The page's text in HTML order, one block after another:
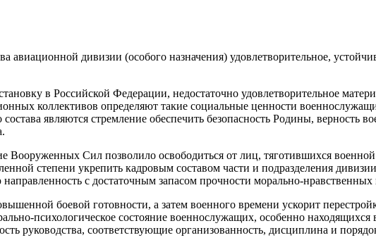
авиационной дивизии (особого назначения) удовлетворительное,
в Российской Федерации, недостаточно удовлетворительное
коллективов определяют такие социальные ценности
являются стремление обеспечить безопасность Родины, верность
Вооруженных Сил позволило освободиться от лиц, тяготившихся
степени укрепить кадровым составом части и подразделения
с достаточным запасом прочности морально-нравственных
боевой готовности, а затем военного времени ускорит
психологическое состояние военнослужащих, особенно находящихся
руководства, соответствующие организованность, дисциплина и